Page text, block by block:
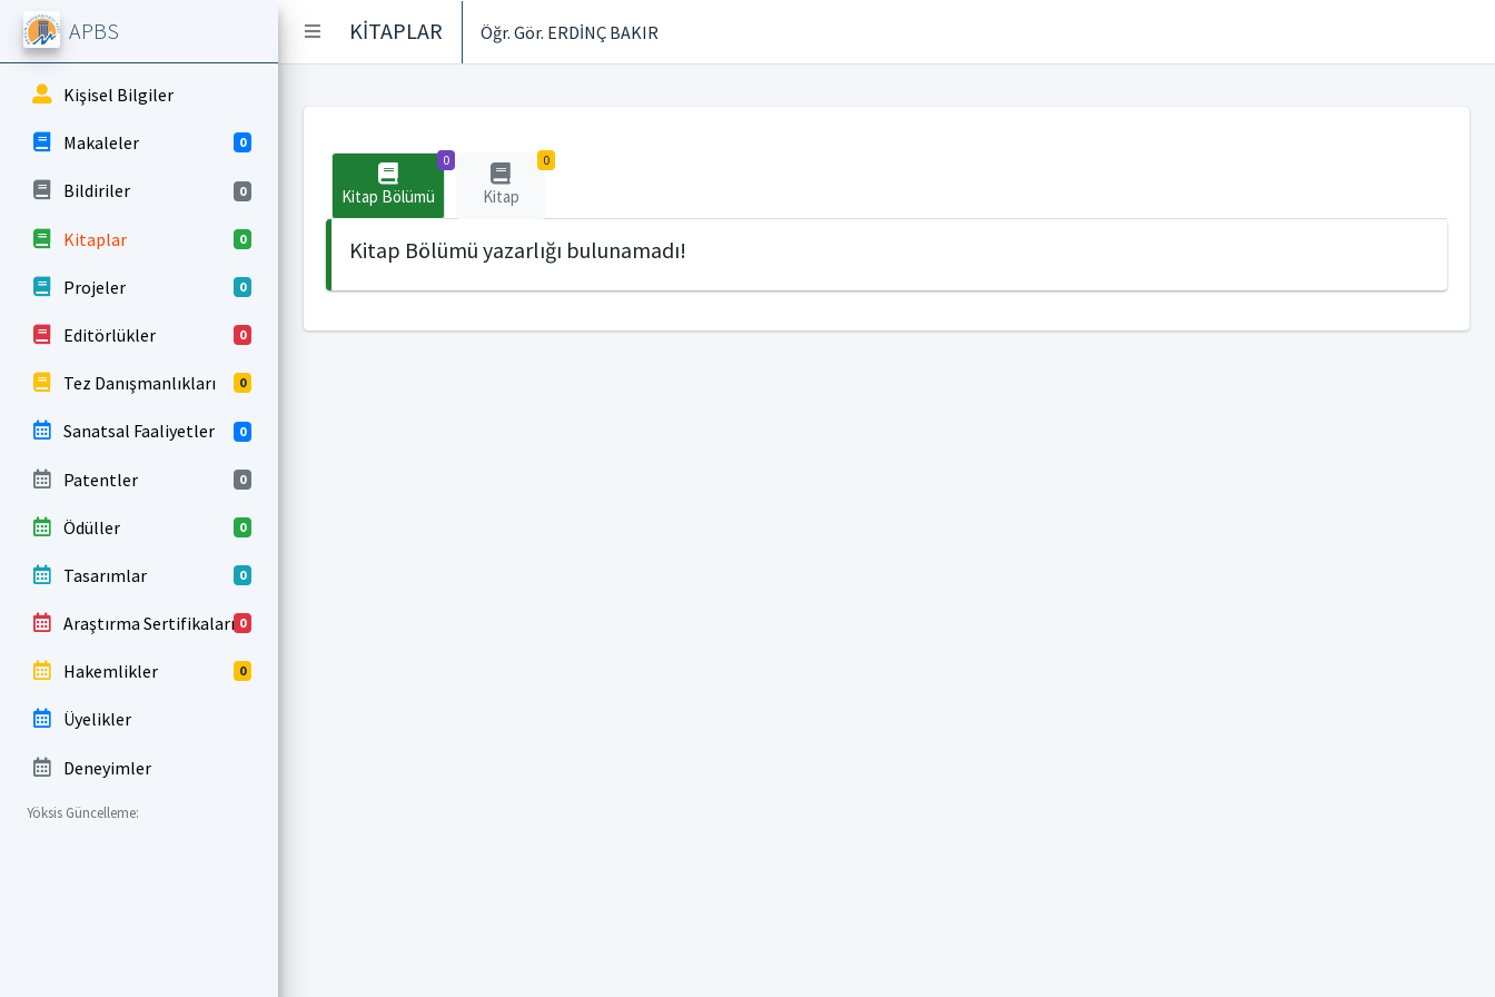
KİTAPLAR Öğr. Gör. ERDİNÇ BAKIR
APBS
Kişisel Bilgiler
Makaleler 0
Bildiriler 0
Kitaplar 0
Projeler 0
Editörlükler 0
Tez Danışmanlıkları 0
Sanatsal Faaliyetler 0
Patentler 0
Ödüller 0
Tasarımlar 0
Araştırma Sertifikaları 0
Hakemlikler 0
Üyelikler
Deneyimler
Yöksis Güncelleme:
0
Kitap Bölümü
0
Kitap
Kitap Bölümü yazarlığı bulunamadı!